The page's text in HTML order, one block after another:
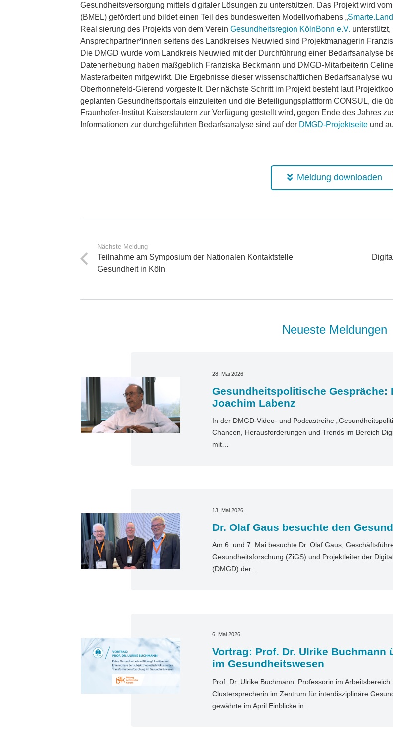
Gesundheitsversorgung mittels digitaler Lösungen zu unterstützen. Das Projekt wird vom
(BMEL) gefördert und bildet einen Teil des bundesweiten Modellvorhabens „
Realisierung des Projekts von dem VereinGesundheitsregion KölnBonn e.V.
Ansprechpartner*innen seitens des Landkreises Neuwied sind Projektmanagerin
Die DMGD wurde vom Landkreis Neuwied mit der Durchführung einer Bedarfsanalyse
Datenerhebung haben maßgeblich Franziska Beckmann und DMGD-Mitarbeiterin
Masterarbeiten mitgewirkt. Die Ergebnisse dieser wissenschaftlichen Bedarfsanalyse
Oberhonnefeld-Gierend vorgestellt. Der nächste Schritt im Projekt besteht laut
geplanten Gesundheitsportals einzuleiten und die Beteiligungsplattform CONSUL, die
Fraunhofer-Institut Kaiserslautern zur Verfügung gestellt wird, gegen Ende des Jahres
Informationen zur durchgeführten Bedarfsanalyse sind auf der DMGD-Projektseite und
Meldung downloaden
Nächste Meldung
Teilnahme am Symposium der Nationalen Kontaktstelle
Gesundheit in Köln
Neueste Meldungen
28. Mai 2026
Gesundheitspolitische Gespräche:
Joachim Labenz
In der DMGD-Video- und Podcastreihe
Chancen, Herausforderungen und Trends im Bereich
mit…
13. Mai 2026
Dr. Olaf Gaus besuchte den
Am 6. und 7. Mai besuchte Dr. Olaf Gaus,
Gesundheitsforschung (ZiGS) und Projektleiter der
(DMGD) der…
6. Mai 2026
Vortrag: Prof. Dr. Ulrike
im Gesundheitswesen
Prof. Dr. Ulrike Buchmann, Professorin im
Clustersprecherin im Zentrum für interdisziplinäre
gewährte im April Einblicke in…